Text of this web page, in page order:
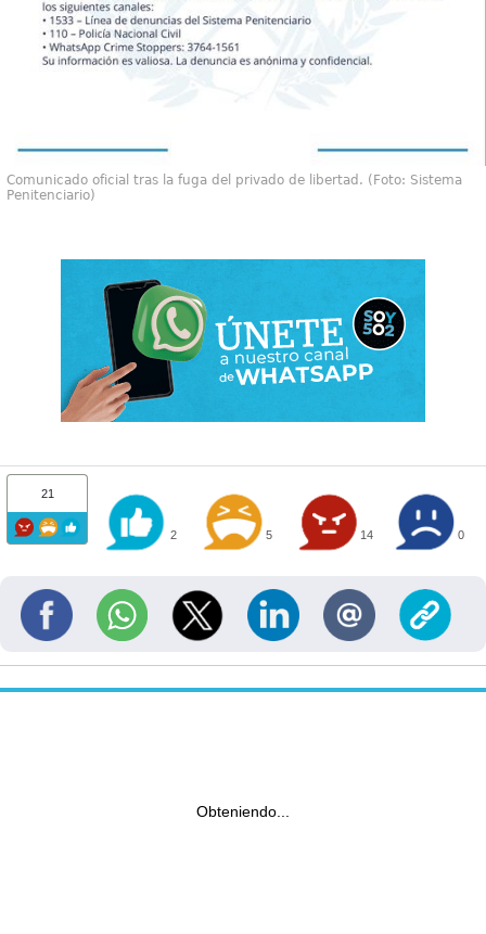
Comunicado oficial tras la fuga del privado de libertad. (Foto: Sistema
Penitenciario)
21
2 5 14 0
Obteniendo...